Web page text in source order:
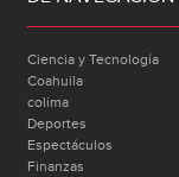
Ciencia y Tecnología
Coahuila
colima
Deportes
Espectáculos
Finanzas